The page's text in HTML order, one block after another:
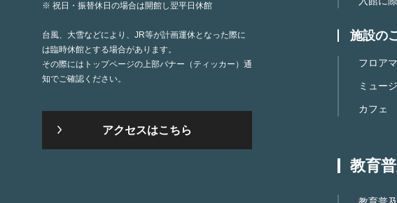
※ 祝日・振替休日の場合は開館し翌平日休館
台風、大雪などにより、JR等が計画運休となった際に
は臨時休館とする場合があります。
その際にはトップページの上部バナー（ティッカー）通
知でご確認ください。
アクセスはこちら
施設の
フロア
ミュー
カフェ
教育